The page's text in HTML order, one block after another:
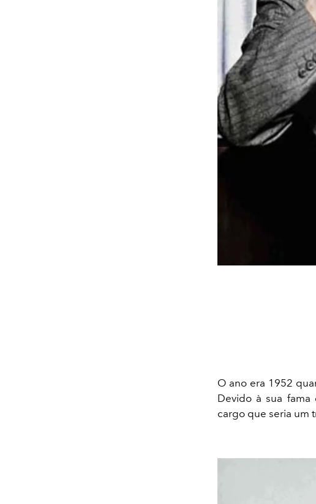
O ano era 1952
Devido à sua fama
cargo que seria um